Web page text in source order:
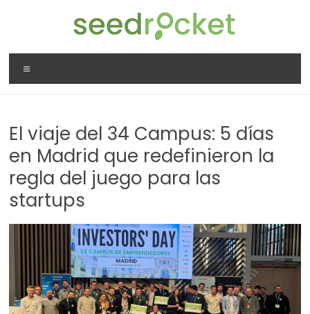
SeedRocket
La
que
nació
España
para
TIC
inicial
El viaje del 34 Campus: 5 días
en Madrid que redefinieron la
regla del juego para las
startups